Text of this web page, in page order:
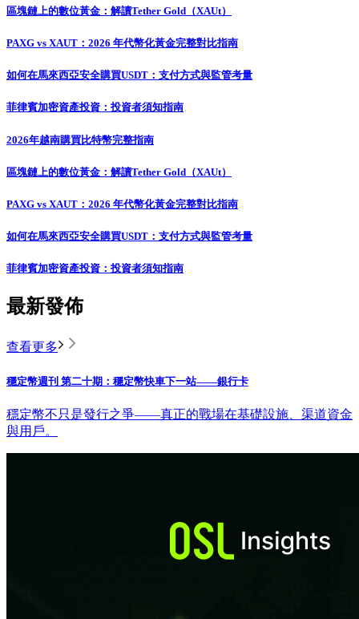
區塊鏈上的數位黃金：解讀Tether Gold（XAUt）
PAXG vs XAUT：2026 年代幣化黃金完整對比指南
如何在馬來西亞安全購買USDT：支付方式與監管考量
菲律賓加密資產投資：投資者須知指南
2026年越南購買比特幣完整指南
區塊鏈上的數位黃金：解讀Tether Gold（XAUt）
PAXG vs XAUT：2026 年代幣化黃金完整對比指南
如何在馬來西亞安全購買USDT：支付方式與監管考量
菲律賓加密資產投資：投資者須知指南
最新發佈
查看更多
穩定幣週刊 第二十期：穩定幣快車下一站——銀行卡
穩定幣不只是發行之爭——真正的戰場在基礎設施、渠道資金
與用戶。